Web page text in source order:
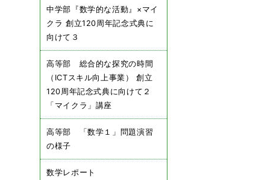
中学部『数学的な活動』×マイ
クラ 創立120周年記念式典に
向けて３
高等部 総合的な探究の時間
（ICTスキル向上事業） 創立
120周年記念式典に向けて２
「マイクラ」講座
高等部 「数学１」問題演習
の様子
数学レポート